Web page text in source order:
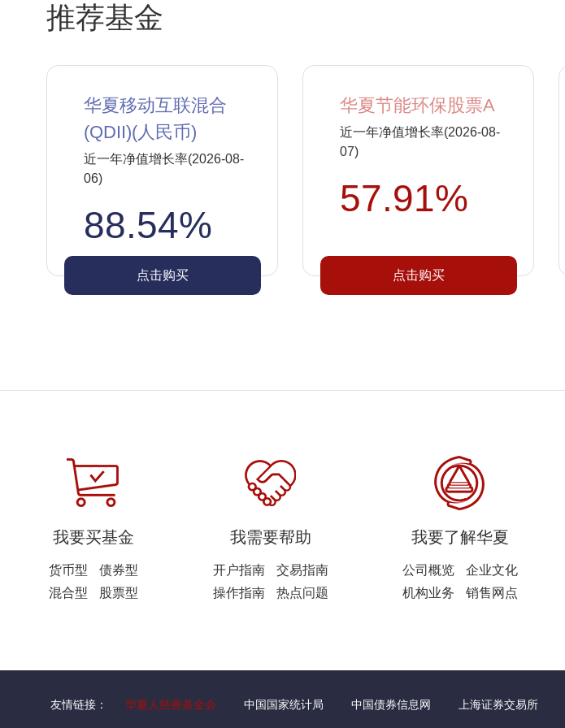
推荐基金
华夏移动互联混合
(QDII)(人民币)
近一年净值增长率(2026-08-
06)
88.54%
点击购买
华夏节能环保股票A
近一年净值增长率(2026-08-
07)
57.91%
点击购买
我要买基金
货币型
债券型
混合型
股票型
我需要帮助
开户指南
交易指南
操作指南
热点问题
我要了解华夏
公司概览
企业文化
机构业务
销售网点
友情链接： 华夏人慈善基金会 中国国家统计局 中国债券信息网 上海证券交易所